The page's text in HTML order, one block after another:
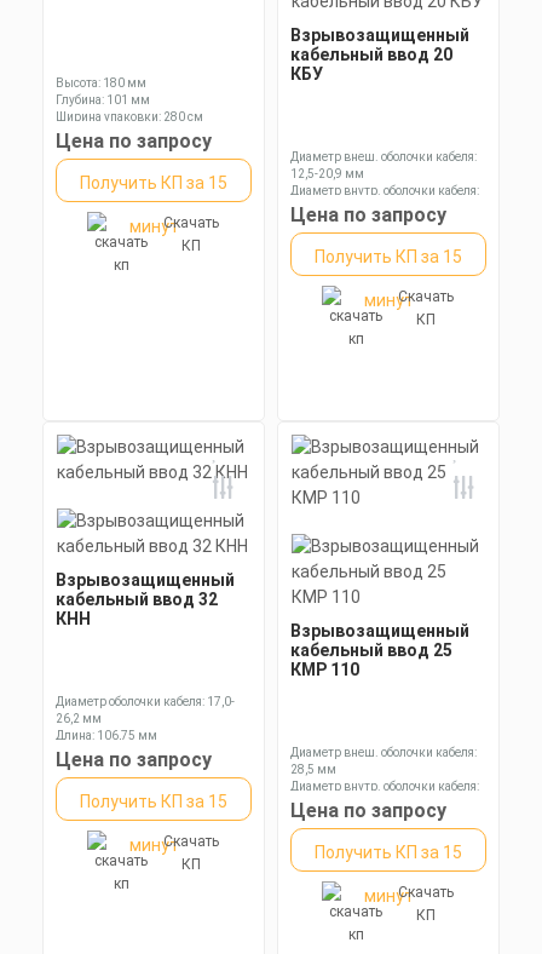
Высота: 180 мм
Глубина: 101 мм
Ширина упаковки: 280 см
Цена по запросу
Получить КП за 15
минутСкачать
КП
Взрывозащищенный
кабельный ввод 20
КБУ
Диаметр внеш. оболочки кабеля:
12,5-20,9 мм
Диаметр внутр. оболочки кабеля:
6,5-13,9 мм
Длина: 88,4 мм
Цена по запросу
Получить КП за 15
минутСкачать
КП
Взрывозащищенный
кабельный ввод 32
КНН
Диаметр оболочки кабеля: 17,0-
26,2 мм
Длина: 106,75 мм
Ключ: 41 мм
Цена по запросу
Получить КП за 15
минутСкачать
КП
Взрывозащищенный
кабельный ввод 25
КМР 110
Диаметр внеш. оболочки кабеля:
28,5 мм
Диаметр внутр. оболочки кабеля:
22,3 мм
Диаметр оболочки кабеля: 11,3-
19,0 мм
Цена по запросу
Получить КП за 15
минутСкачать
КП